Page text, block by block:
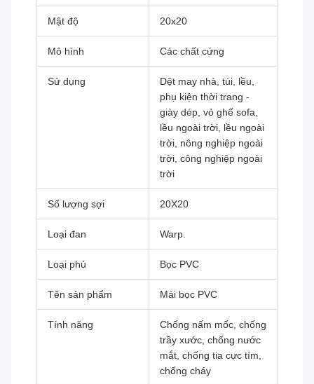
Mật độ 20x20
Mô hình Các chất cứng
Sử dụng
Dệt may nhà, túi, lều,
phụ kiện thời trang -
giày dép, vỏ ghế sofa,
lều ngoài trời, lều ngoài
trời, nông nghiệp ngoài
trời, công nghiệp ngoài
trời
Số lượng sợi 20X20
Loại đan Warp.
Loại phủ Bọc PVC
Tên sản phẩm Mái bọc PVC
Tính năng
Chống nấm mốc, chống
trầy xước, chống nước
mắt, chống tia cực tím,
chống cháy